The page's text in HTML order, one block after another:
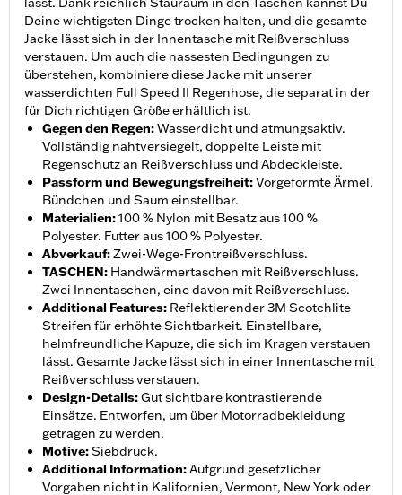
Deine wichtigsten Dinge trocken halten, und die gesamte
Jacke lässt sich in der Innentasche mit Reißverschluss
verstauen. Um auch die nassesten Bedingungen zu
überstehen, kombiniere diese Jacke mit unserer
wasserdichten Full Speed II Regenhose, die separat in der
für Dich richtigen Größe erhältlich ist.
Gegen den Regen:Wasserdicht und atmungsaktiv.
Vollständig nahtversiegelt, doppelte Leiste mit
Regenschutz an Reißverschluss und Abdeckleiste.
Passform und Bewegungsfreiheit:Vorgeformte Ärmel.
Bündchen und Saum einstellbar.
Materialien:100 % Nylon mit Besatz aus 100 %
Polyester. Futter aus 100 % Polyester.
Abverkauf:Zwei-Wege-Frontreißverschluss.
TASCHEN: Handwärmertaschen mit Reißverschluss.
Zwei Innentaschen, eine davon mit Reißverschluss.
Additional Features: Reflektierender 3M Scotchlite
Streifen für erhöhte Sichtbarkeit. Einstellbare,
helmfreundliche Kapuze, die sich im Kragen verstauen
lässt. Gesamte Jacke lässt sich in einer Innentasche mit
Reißverschluss verstauen.
Design-Details:Gut sichtbare kontrastierende
Einsätze. Entworfen, um über Motorradbekleidung
getragen zu werden.
Motive:Siebdruck.
Additional Information:Aufgrund gesetzlicher
Vorgaben nicht in Kalifornien, Vermont, New York oder